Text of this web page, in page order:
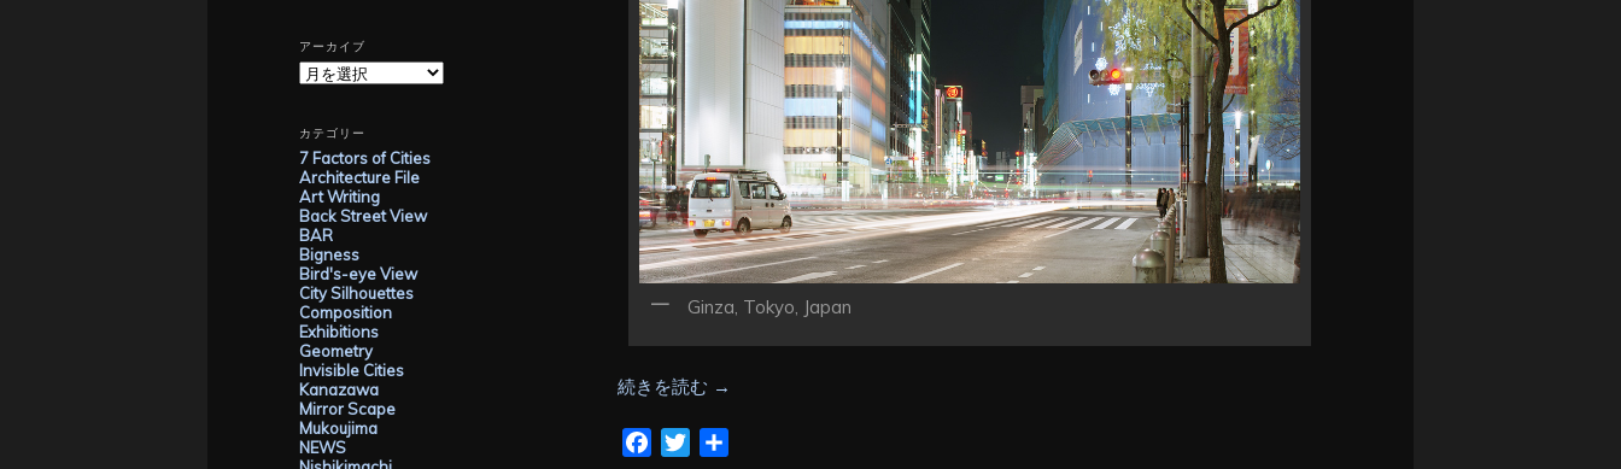
Ginza, Tokyo, Japan
続きを読む →
FacebookTwitter
アーカイブ
ア
ー
イ
ブ
カテゴリー
7 Factors of Cities
Architecture File
Art Writing
Back Street View
BAR
Bigness
Bird's-eye View
City Silhouettes
Composition
Exhibitions
Geometry
Invisible Cities
Kanazawa
Mirror Scape
Mukoujima
NEWS